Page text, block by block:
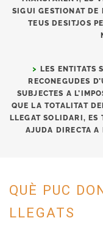
SIGUI GESTIONAT DE
TEUS DESITJOS
>
LES ENTITATS
RECONEGUDES
SUBJECTES A
QUE LA TOTALITAT
LLEGAT SOLIDARI, ES
AJUDA DIRECTA A
QUÈ PUC
LLEGATS